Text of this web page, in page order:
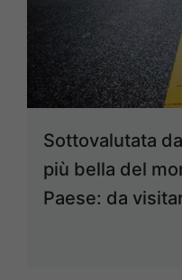
Sottovalutata
più bella del
Paese: da